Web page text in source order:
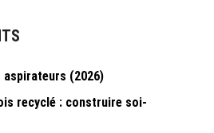
(2026)
recyclé : construire soi-